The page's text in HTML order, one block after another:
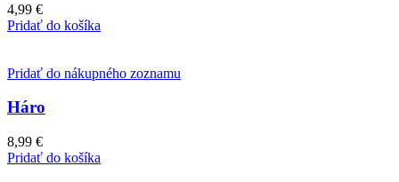
4,99 €
Pridať do košíka
Pridať do nákupného zoznamu
Háro
8,99 €
Pridať do košíka